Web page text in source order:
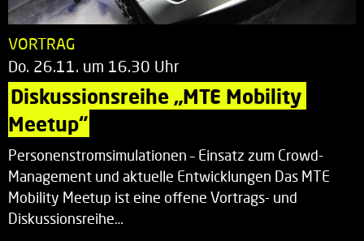
VORTRAG
Do. 26.11. um 16.30 Uhr
Diskussionsreihe „MTE Mobility
Meetup“
Personenstromsimulationen – Einsatz zum Crowd-
Management und aktuelle Entwicklungen Das MTE
Mobility Meetup ist eine offene Vortrags- und
Diskussionsreihe…